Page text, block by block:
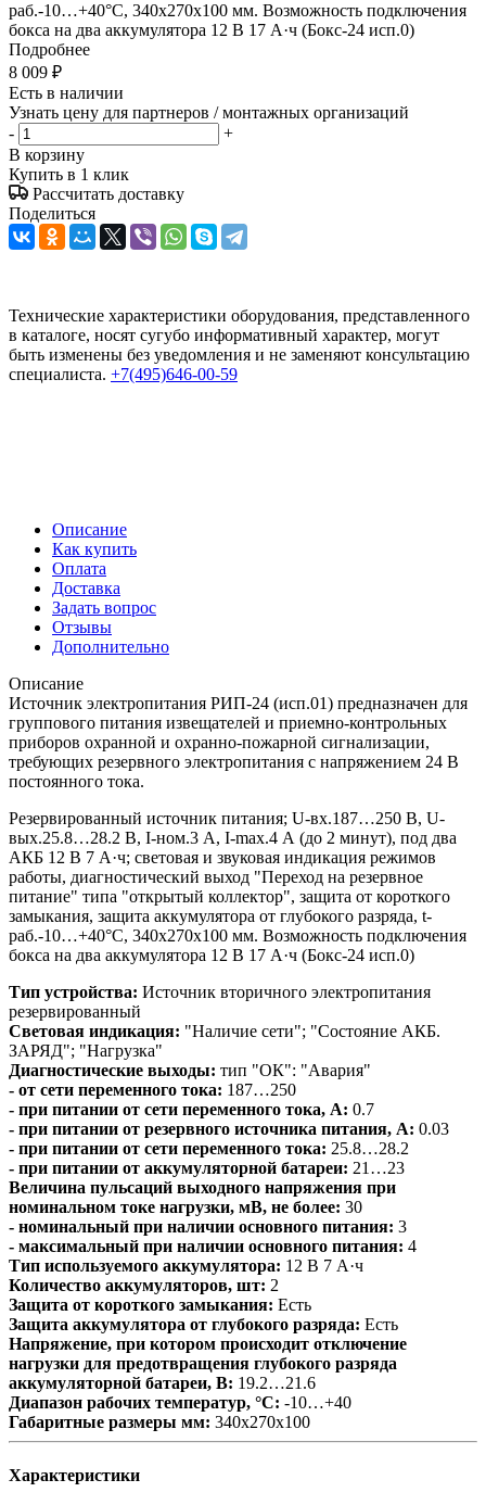
раб.-10…+40°C, 340х270х100 мм. Возможность подключения
бокса на два аккумулятора 12 В 17 А·ч (Бокс-24 исп.0)
Подробнее
8 009 ₽
Есть в наличии
Узнать цену для партнеров / монтажных организаций
-
+
В корзину
Купить в 1 клик
Рассчитать доставку
Поделиться
Технические характеристики оборудования, представленного
в каталоге, носят сугубо информативный характер, могут
быть изменены без уведомления и не заменяют консультацию
специалиста. +7(495)646-00-59
Описание
Как купить
Оплата
Доставка
Задать вопрос
Отзывы
Дополнительно
Описание
Источник электропитания РИП-24 (исп.01) предназначен для
группового питания извещателей и приемно-контрольных
приборов охранной и охранно-пожарной сигнализации,
требующих резервного электропитания с напряжением 24 В
постоянного тока.
Резервированный источник питания; U-вх.187…250 В, U-
вых.25.8…28.2 В, I-ном.3 А, I-max.4 А (до 2 минут), под два
АКБ 12 В 7 А·ч; световая и звуковая индикация режимов
работы, диагностический выход "Переход на резервное
питание" типа "открытый коллектор", защита от короткого
замыкания, защита аккумулятора от глубокого разряда, t-
раб.-10…+40°C, 340х270х100 мм. Возможность подключения
бокса на два аккумулятора 12 В 17 А·ч (Бокс-24 исп.0)
Тип устройства: Источник вторичного электропитания
резервированный
Световая индикация: "Наличие сети"; "Состояние АКБ.
ЗАРЯД"; "Нагрузка"
Диагностические выходы: тип "ОК": "Авария"
- от сети переменного тока: 187…250
- при питании от сети переменного тока, А: 0.7
- при питании от резервного источника питания, А: 0.03
- при питании от сети переменного тока: 25.8…28.2
- при питании от аккумуляторной батареи: 21…23
Величина пульсаций выходного напряжения при
номинальном токе нагрузки, мВ, не более: 30
- номинальный при наличии основного питания: 3
- максимальный при наличии основного питания: 4
Тип используемого аккумулятора: 12 В 7 А·ч
Количество аккумуляторов, шт: 2
Защита от короткого замыкания: Есть
Защита аккумулятора от глубокого разряда: Есть
Напряжение, при котором происходит отключение
нагрузки для предотвращения глубокого разряда
аккумуляторной батареи, В: 19.2…21.6
Диапазон рабочих температур, °С: -10…+40
Габаритные размеры мм: 340х270х100
Характеристики